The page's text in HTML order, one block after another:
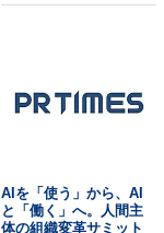
AIを「使う」から、AI
と「働く」へ。人間主
体の組織変革サミット